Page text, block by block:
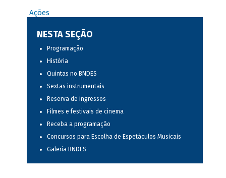
Ações
NESTA SEÇÃO
Programação
História
Quintas no BNDES
Sextas instrumentais
Reserva de ingressos
Filmes e festivais de cinema
Receba a programação
Concursos para Escolha de Espetáculos Musicais
Galeria BNDES